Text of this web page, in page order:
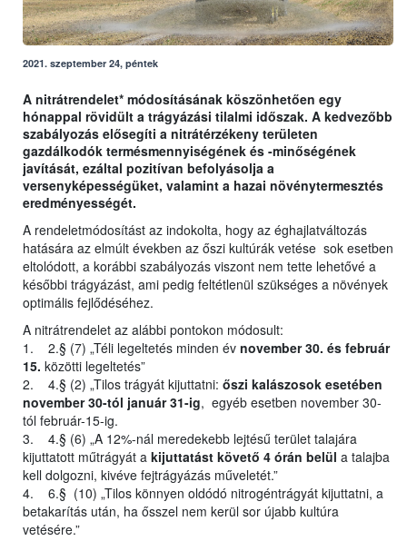
2021. szeptember 24, péntek
A nitrátrendelet* módosításának köszönhetően egy
hónappal rövidült a trágyázási tilalmi időszak. A kedvezőbb
szabályozás elősegíti a nitrátérzékeny területen
gazdálkodók termésmennyiségének és -minőségének
javítását, ezáltal pozitívan befolyásolja a
versenyképességüket, valamint a hazai növénytermesztés
eredményességét.
A rendeletmódosítást az indokolta, hogy az éghajlatváltozás
hatására az elmúlt években az őszi kultúrák vetése sok esetben
eltolódott, a korábbi szabályozás viszont nem tette lehetővé a
későbbi trágyázást, ami pedig feltétlenül szükséges a növények
optimális fejlődéséhez.
A nitrátrendelet az alábbi pontokon módosult:
1. 2.§ (7) „Téli legeltetés minden év november 30. és február
15. közötti legeltetés”
2. 4.§ (2) „Tilos trágyát kijuttatni: őszi kalászosok esetében
november 30-tól január 31-ig, egyéb esetben november 30-
tól február-15-ig.
3. 4.§ (6) „A 12%-nál meredekebb lejtésű terület talajára
kijuttatott műtrágyát a kijuttatást követő 4 órán belül a talajba
kell dolgozni, kivéve fejtrágyázás műveletét.”
4. 6.§ (10) „Tilos könnyen oldódó nitrogéntrágyát kijuttatni, a
betakarítás után, ha ősszel nem kerül sor újabb kultúra
vetésére.”